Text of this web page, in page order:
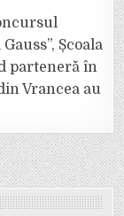
Școala
parteneră în
Vrancea au